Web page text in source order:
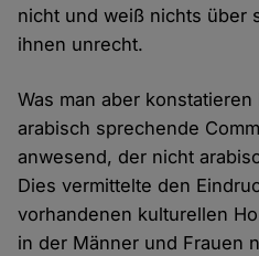
nicht und weiß nichts über
ihnen unrecht.
Was man aber
arabisch sprechende
anwesend, der nicht
Dies vermittelte den
vorhandenen kulturellen
in der Männer und Frauen